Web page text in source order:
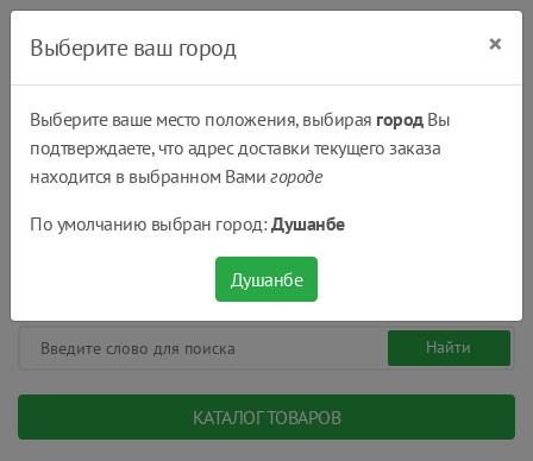
КАТАЛОГ ТОВАРОВ
Выберите ваш город ×
Выберите ваше место положения, выбирая городВы
подтверждаете, что адрес доставки текущего заказа
находится в выбранном Вамигороде
По умолчанию выбран город:Душанбе
Душанбе